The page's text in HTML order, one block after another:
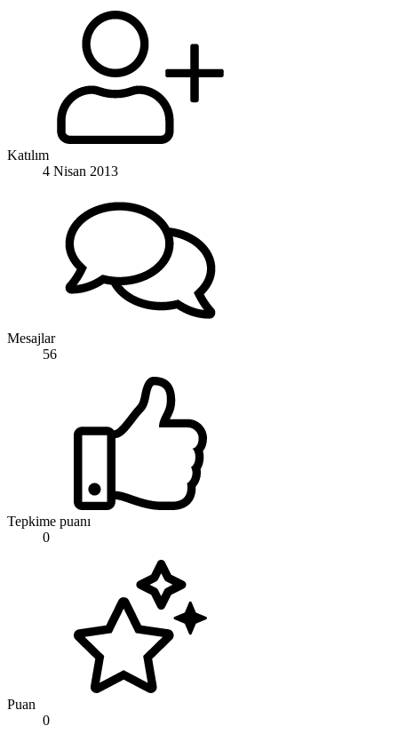
Katılım
4 Nisan 2013
Mesajlar
56
Tepkime puanı
0
Puan
0